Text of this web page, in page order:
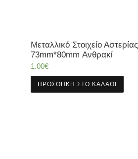
Μεταλλικό Στοιχείο Αστερίας
73mm*80mm Ανθρακί
1.00€
ΠΡΟΣΘΉΚΗ ΣΤΟ ΚΑΛΆΘΙ